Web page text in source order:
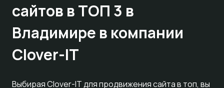
сайтов в ТОП 3 в
Владимире в компании
Clover-IT
Выбирая Clover-IT для продвижения сайта в топ, вы